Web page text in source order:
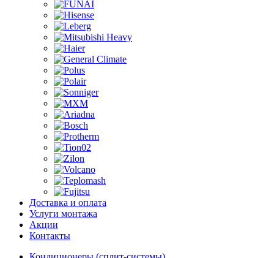
Доставка и оплата
Услуги монтажа
Акции
Контакты